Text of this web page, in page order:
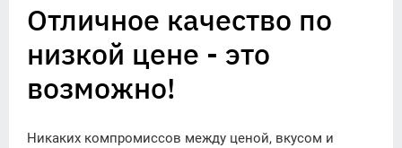
Отличное качество по
низкой цене - это
возможно!
Никаких компромиссов между ценой, вкусом и